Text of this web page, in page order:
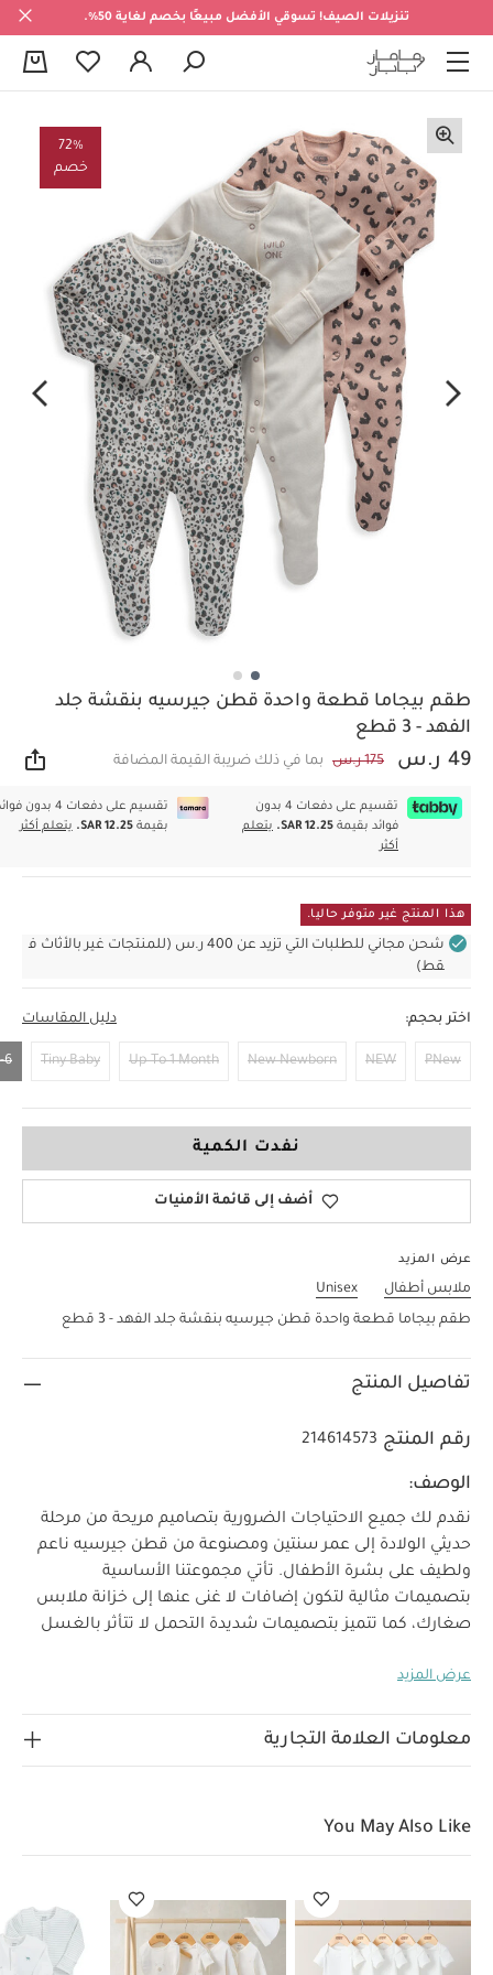
تنزيلات الصيف! تسوقي الأفضل مبيعًا بخصم لغاية 50%.
72%
خصم
طقم بيجاما قطعة واحدة قطن جيرسيه بنقشة جلد
الفهد - 3 قطع
49 ر.س 175 ر.س بما في ذلك ضريبة القيمة المضافة
تقسيم على دفعات 4 بدون
فوائد بقيمة SAR 12.25.
يتعلم
أكثر
تقسيم على دفعات 4 بدون
بقيمةSAR 12.25. يتعلم أكثر
هذا المنتج غير متوفر حاليا.
شحن مجاني للطلبات التي تزيد عن 400 ر.س (للمنتجات غير بالأثاث ف
قط)
اختر بحجم: دليل المقاسات
PNew
NEW
New Newborn
Up To 1 Month
Tiny Baby
نفدت الكمية
أضف إلى قائمة الأمنيات
عرض المزيد
ملابس أطفال
Unisex
طقم بيجاما قطعة واحدة قطن جيرسيه بنقشة جلد الفهد - 3 قطع
تفاصيل المنتج
رقم المنتج 214614573
الوصف:
نقدم لك جميع الاحتياجات الضرورية بتصاميم مريحة من مرحلة
حديثي الولادة إلى عمر سنتين ومصنوعة من قطن جيرسيه ناعم
ولطيف على بشرة الأطفال. تأتي مجموعتنا الأساسية
بتصميمات مثالية لتكون إضافات لا غنى عنها إلى خزانة ملابس
صغارك، كما تتميز بتصميمات شديدة التحمل لا تتأثر بالغسل
الواحدة المصنوعة من خامات فائقة النعومة، فيأتي هذا الطقم
وتصميمات مثالية للنوم، وتتميز بتصميم سهل الارتداء بكباسين
شهرًا بتصميمات مثالية للحفاظ على سلامتهم أثناء النمو.
سهل الارتداء بكباسين للإغلاق
صنع من قطن جيرسيه
لينعم أطفالكم بالراحة الخامات: 100‏‏‏‏‏‏‏‏‏‏%‏‏ قطن
تعليمات
العناية/الإرشادات:
غسل على درجة حرارة 40 درجة مئوية
ممنوع استخدام المبيضات
تجفيف على درجة حرارة
عرض المزيد
معلومات العلامة التجارية
You May Also Like